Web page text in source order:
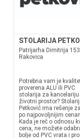
STOLARIJA
Patrijarha Dimitrija
Rakovica
Potrebna vam je
proverena ALU ili PVC
stolarija za kancelariju
životni prostor?
Petković ima rešenje
po najpovoljnijim
Kada je reč o odnosu
cena, ne možete
bolje od PVC vrata i